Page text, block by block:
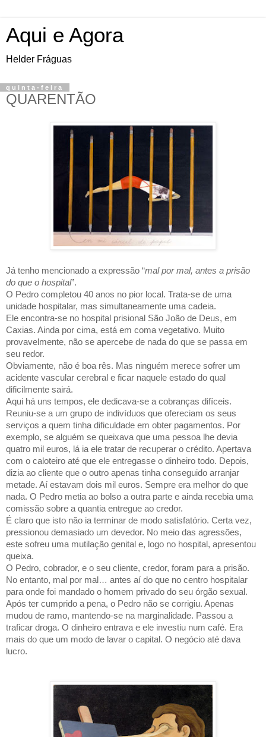
Aqui e Agora
Helder Fráguas
quinta-feira
QUARENTÃO
Já tenho mencionado a expressão “mal por mal, antes a prisão
do que o hospital”.
O Pedro completou 40 anos no pior local. Trata-se de uma
unidade hospitalar, mas simultaneamente uma cadeia.
Ele encontra-se no hospital prisional São João de Deus, em
Caxias. Ainda por cima, está em coma vegetativo. Muito
provavelmente, não se apercebe de nada do que se passa em
seu redor.
Obviamente, não é boa rês. Mas ninguém merece sofrer um
acidente vascular cerebral e ficar naquele estado do qual
dificilmente sairá.
Aqui há uns tempos, ele dedicava-se a cobranças difíceis.
Reuniu-se a um grupo de indivíduos que ofereciam os seus
serviços a quem tinha dificuldade em obter pagamentos. Por
exemplo, se alguém se queixava que uma pessoa lhe devia
quatro mil euros, lá ia ele tratar de recuperar o crédito. Apertava
com o caloteiro até que ele entregasse o dinheiro todo. Depois,
dizia ao cliente que o outro apenas tinha conseguido arranjar
metade. Aí estavam dois mil euros. Sempre era melhor do que
nada. O Pedro metia ao bolso a outra parte e ainda recebia uma
comissão sobre a quantia entregue ao credor.
É claro que isto não ia terminar de modo satisfatório. Certa vez,
pressionou demasiado um devedor. No meio das agressões,
este sofreu uma mutilação genital e, logo no hospital, apresentou
queixa.
O Pedro, cobrador, e o seu cliente, credor, foram para a prisão.
No entanto, mal por mal… antes aí do que no centro hospitalar
para onde foi mandado o homem privado do seu órgão sexual.
Após ter cumprido a pena, o Pedro não se corrigiu. Apenas
mudou de ramo, mantendo-se na marginalidade. Passou a
traficar droga. O dinheiro entrava e ele investiu num café. Era
mais do que um modo de lavar o capital. O negócio até dava
lucro.